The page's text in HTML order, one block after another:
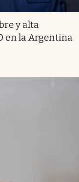
y alta
en la Argentina